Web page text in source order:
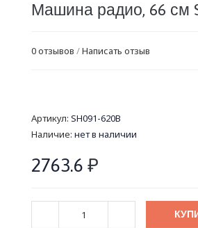
Машина радио, 66 см
0 отзывов /Написать отзыв
Артикул: SH091-620B
Наличие: нет в наличии
2763.6 ₽